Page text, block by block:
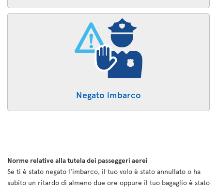
Negato imbarco
Norme relative alla tutela dei passeggeri aerei
Se ti è stato negato l'imbarco, il tuo volo è stato annullato o ha
subito un ritardo di almeno due ore oppure il tuo bagaglio è stato